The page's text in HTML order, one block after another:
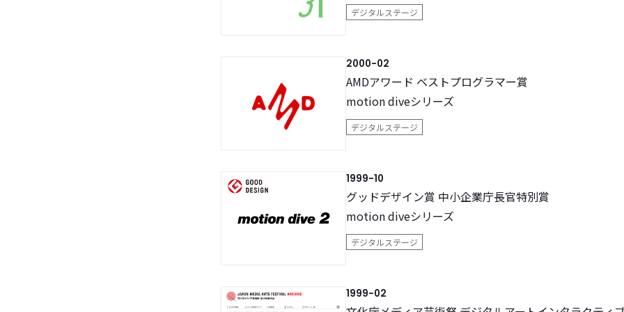
デジタルステージ
2000-02
AMDアワード ベストプログラマー賞
motion diveシリーズ
デジタルステージ
1999-10
グッドデザイン賞 中小企業庁長官特別賞
motion diveシリーズ
デジタルステージ
1999-02